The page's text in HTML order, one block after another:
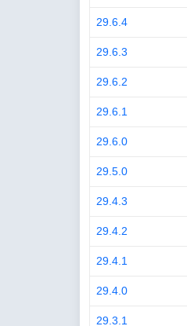
29.6.4
29.6.3
29.6.2
29.6.1
29.6.0
29.5.0
29.4.3
29.4.2
29.4.1
29.4.0
29.3.1